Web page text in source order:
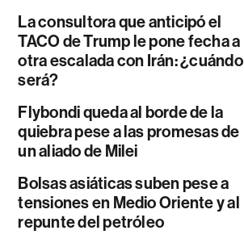
La consultora que anticipó el
TACO de Trump le pone fecha a
otra escalada con Irán: ¿cuándo
será?
Flybondi queda al borde de la
quiebra pese a las promesas de
un aliado de Milei
Bolsas asiáticas suben pese a
tensiones en Medio Oriente y al
repunte del petróleo